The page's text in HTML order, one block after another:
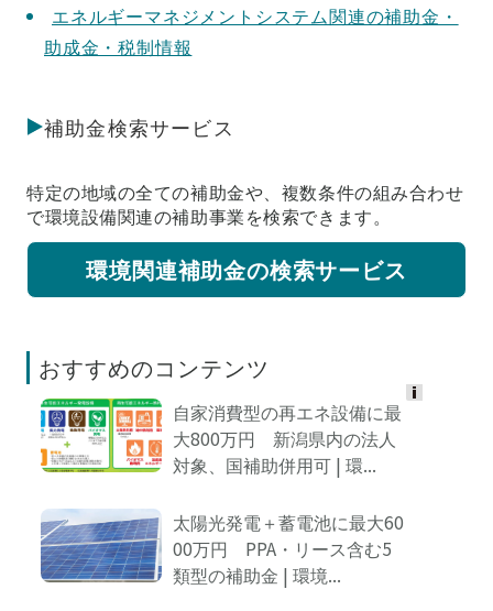
エネルギーマネジメントシステム関連の補助金・
助成金・税制情報
補助金検索サービス
特定の地域の全ての補助金や、複数条件の組み合わせ
で環境設備関連の補助事業を検索できます。
環境関連補助金の検索サービス
おすすめのコンテンツ
自家消費型の再エネ設備に最
大800万円 新潟県内の法人
対象、国補助併用可 | 環...
太陽光発電＋蓄電池に最大60
00万円 PPA・リース含む5
類型の補助金 | 環境...